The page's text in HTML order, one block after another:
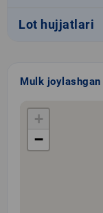
Lot hujjatlari
Mulk joylashgan
+
−